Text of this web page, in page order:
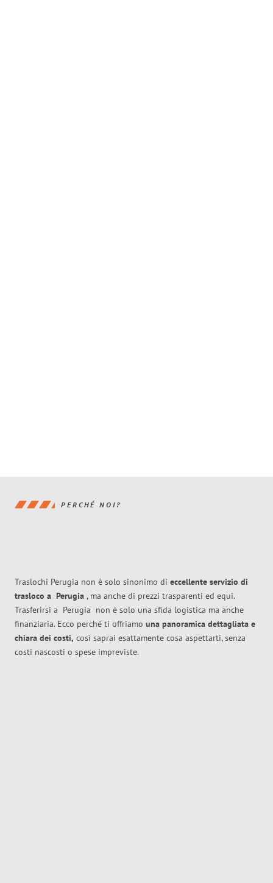
PERCHÉ NOI?
Traslochi Perugia non è solo sinonimo di eccellente servizio di
trasloco a Perugia , ma anche di prezzi trasparenti ed equi.
Trasferirsi a Perugia non è solo una sfida logistica ma anche
finanziaria. Ecco perché ti offriamo una panoramica dettagliata e
chiara dei costi, così saprai esattamente cosa aspettarti, senza
costi nascosti o spese impreviste.